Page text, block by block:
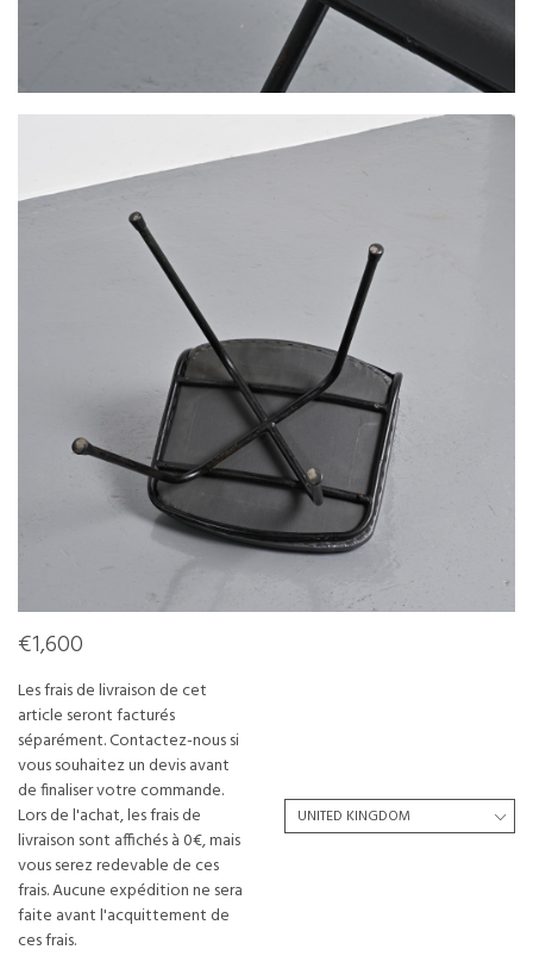
€1,600
Les frais de livraison de cet
article seront facturés
séparément. Contactez-nous si
vous souhaitez un devis avant
de finaliser votre commande.
Lors de l'achat, les frais de
livraison sont affichés à 0€, mais
vous serez redevable de ces
frais. Aucune expédition ne sera
faite avant l'acquittement de
ces frais.